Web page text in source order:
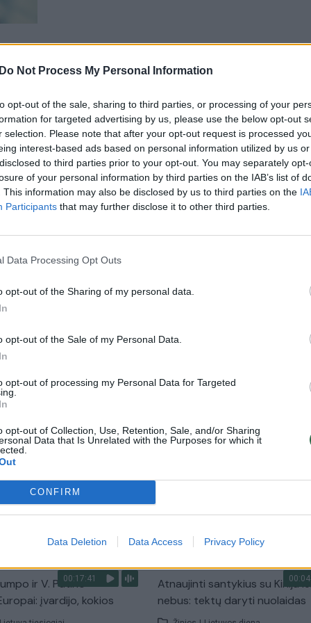
Do Not Process My Personal Information
opt-out of the sale, sharing to third parties, or processing of your
for targeted advertising by us, please use the below opt-out
selection. Please note that after your opt-out request is processed
interest-based ads based on personal information utilized by us
to third parties prior to your opt-out. You may separately
of your personal information by third parties on the IAB’s list of
This information may also be disclosed by us to third parties on the
Participants that may further disclose it to other third parties.
Data Processing Opt Outs
opt-out of the Sharing of my personal data.
opt-out of the Sale of my Personal Data.
opt-out of processing my Personal Data for Targeted
opt-out of Collection, Use, Retention, Sale, and/or Sharing
Data that Is Unrelated with the Purposes for which it
CONFIRM
Data Deletion Data Access Privacy Policy
kariuomenės brigadų
pasiūlymo derėtis su Rusija:
Laidos | Nauja diena
00:00:34
užsiminė apie lemiamą
tai rodo Rusijos silpnumą
00:20:51
L. Kojala pabrėžė didelę
D. Trumpo retorikos ir
nėra geras dalykas
00:00:53
tačiau yra vienas
Baltijos šalims: to buvo
„šešėlinius laivus“:
nerimas
NATO išgyvena ne pirmą
paaiškino, kodėl JAV neturėtų
Laidos | Nauja diena
lyderiai nusivylę – tai
karas: konfliktas Irane
tarptautinei teisei
Korta, kurią Iranas naudoja
Žinios | Lietuvos diena
00:17:41
ir V. Putino –
įvardijo, kokios
Atnaujinti santykius su Kinija
nebus: tektų daryti nuolaidas